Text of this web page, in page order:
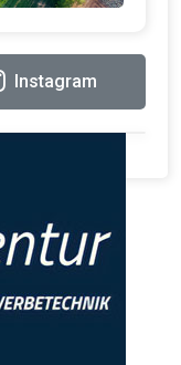
Instagram